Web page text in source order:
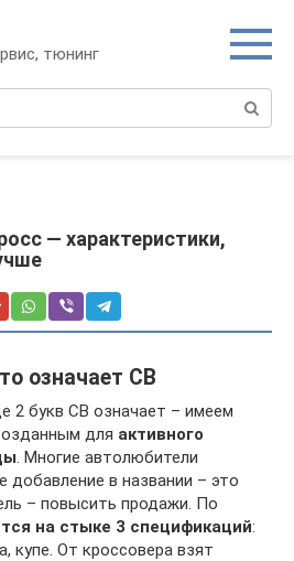
тюнинг
— характеристики,
означает СВ
2 букв СВ означает – имеем
для активного
. Многие автолюбители
в названии – это
– повысить продажи. По
на стыке 3 спецификаций:
купе. От кроссовера взят